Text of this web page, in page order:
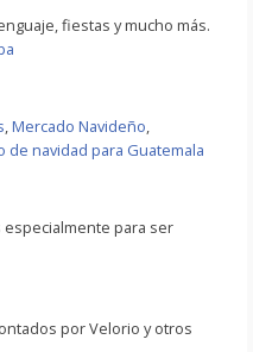
fiestas y mucho más.
,Mercado Navideño,
de navidad para Guatemala
para ser
por Velorio y otros